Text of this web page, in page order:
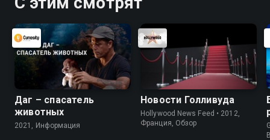
Даг – спасатель
животных
2021, Информация
Новости Голливуда
Hollywood News Feed • 2012,
Франция, Обзор